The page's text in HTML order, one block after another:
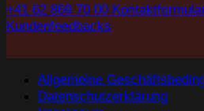
+41 62 869 70 00
Kundenfeedbacks
Allgemeine
Datenschutzerklärung